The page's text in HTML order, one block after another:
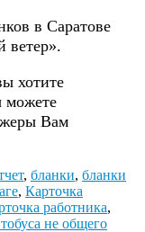
в Саратове
ветер».
хотите
можете
Вам
, бланки, бланки
, Карточка
работника,
не общего